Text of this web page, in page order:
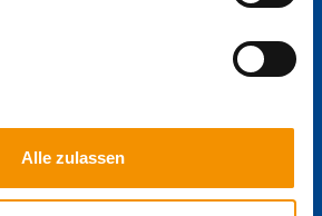
Alle zulassen